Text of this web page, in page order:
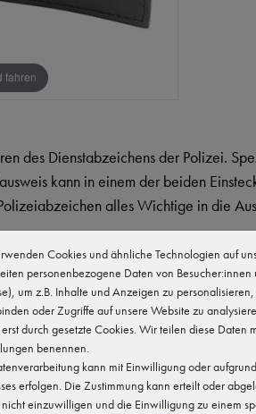
fahren
des Dienstabzeichens der Polizei.
kann in einem der beiden
alles Wichtige in die
Cookies und ähnliche Technologien auf
personenbezogene Daten von Besucher:innen
um z.B. Inhalte und Anzeigen zu
oder Zugriffe auf unsere Website zu
durch gesetzte Cookies. Wir teilen diese Daten
benennen.
kann mit Einwilligung oder
erfolgen. Die Zustimmung kann erteilt oder
nicht einzuwilligen und die Einwilligung zu einem